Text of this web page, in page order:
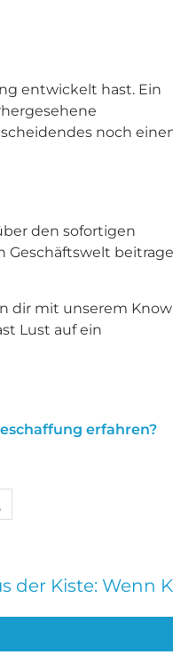
entwickelt hast. Ein
noch
den sofortigen
Geschäftswelt
dir mit unserem
Lust auf ein
erfahren?